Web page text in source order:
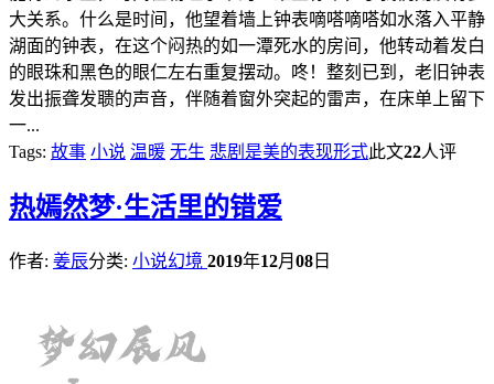
大关系。什么是时间，他望着墙上钟表嘀嗒嘀嗒如水落入平静
湖面的钟表，在这个闷热的如一潭死水的房间，他转动着发白
的眼珠和黑色的眼仁左右重复摆动。咚！整刻已到，老旧钟表
发出振聋发聩的声音，伴随着窗外突起的雷声，在床单上留下
一...
Tags: 故事 小说 温暖 无生 悲剧是美的表现形式此文22人评
热嫣然梦·生活里的错爱
作者: 姜辰分类: 小说幻境 2019年12月 08 日